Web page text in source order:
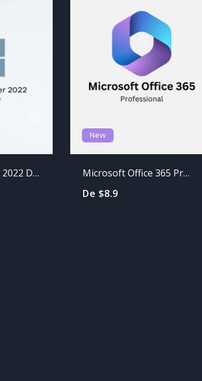
Windows Server 2022 Datacenter
New
Microsoft Office 365 Professional
De $8.9